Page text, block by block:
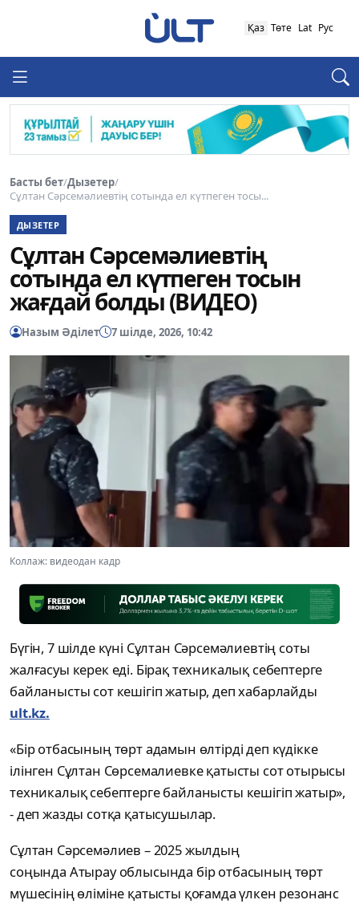
Қаз Төте Lat Рус
Басты бет/Дызетер/
Сұлтан Сәрсемәлиевтің сотында ел күтпеген тосы...
ДЫЗЕТЕР
Сұлтан Сәрсемәлиевтің
сотында ел күтпеген тосын
жағдай болды (ВИДЕО)
Назым Әділет 7 шілде, 2026, 10:42
Коллаж: видеодан кадр
Бүгін, 7 шілде күні Сұлтан Сәрсемәлиевтің соты
жалғасуы керек еді. Бірақ техникалық себептерге
байланысты сот кешігіп жатыр, деп хабарлайды
ult.kz.
«Бір отбасының төрт адамын өлтірді деп күдікке
ілінген Сұлтан Сөрсемалиевке қатысты сот отырысы
техникалық себептерге байланысты кешігіп жатыр»,
- деп жазды сотқа қатысушылар.
Сұлтан Сәрсемәлиев – 2025 жылдың
соңында Атырау облысында бір отбасының төрт
мүшесінің өліміне қатысты қоғамда үлкен резонанс